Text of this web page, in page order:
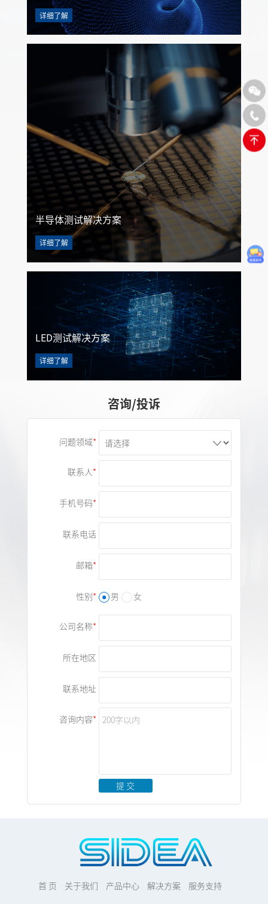
详细了解
半导体测试解决方案
详细了解
LED测试解决方案
详细了解
咨询/投诉
问题领域
联系人
手机号码
联系电话
邮箱
性别 男 女
公司名称
所在地区
联系地址
咨询内容
提 交
首 页 关于我们 产品中心 解决方案 服务支持